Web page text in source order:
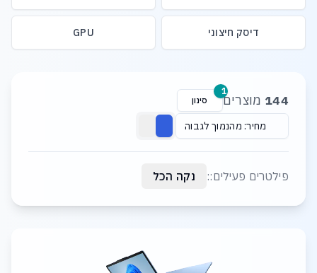
דיסק חיצוני GPU
144 מוצרים סינון
1
מחיר: מהנמוך לגבוה
פילטרים פעילים:: נקה הכל